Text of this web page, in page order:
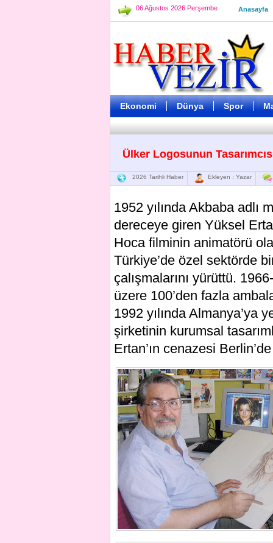
06 Ağustos 2026 Perşembe Anasayfa
Ekonomi Dünya Spor
Ülker Logosunun
2026 Tarihli Haber Ekleyen : Yazar
1952 yılında Akbaba adlı
dereceye giren Yüksel
Hoca filminin animatörü
Türkiye’de özel sektörde
çalışmalarını yürüttü.
üzere 100’den fazla
1992 yılında Almanya’ya
şirketinin kurumsal
Ertan’ın cenazesi